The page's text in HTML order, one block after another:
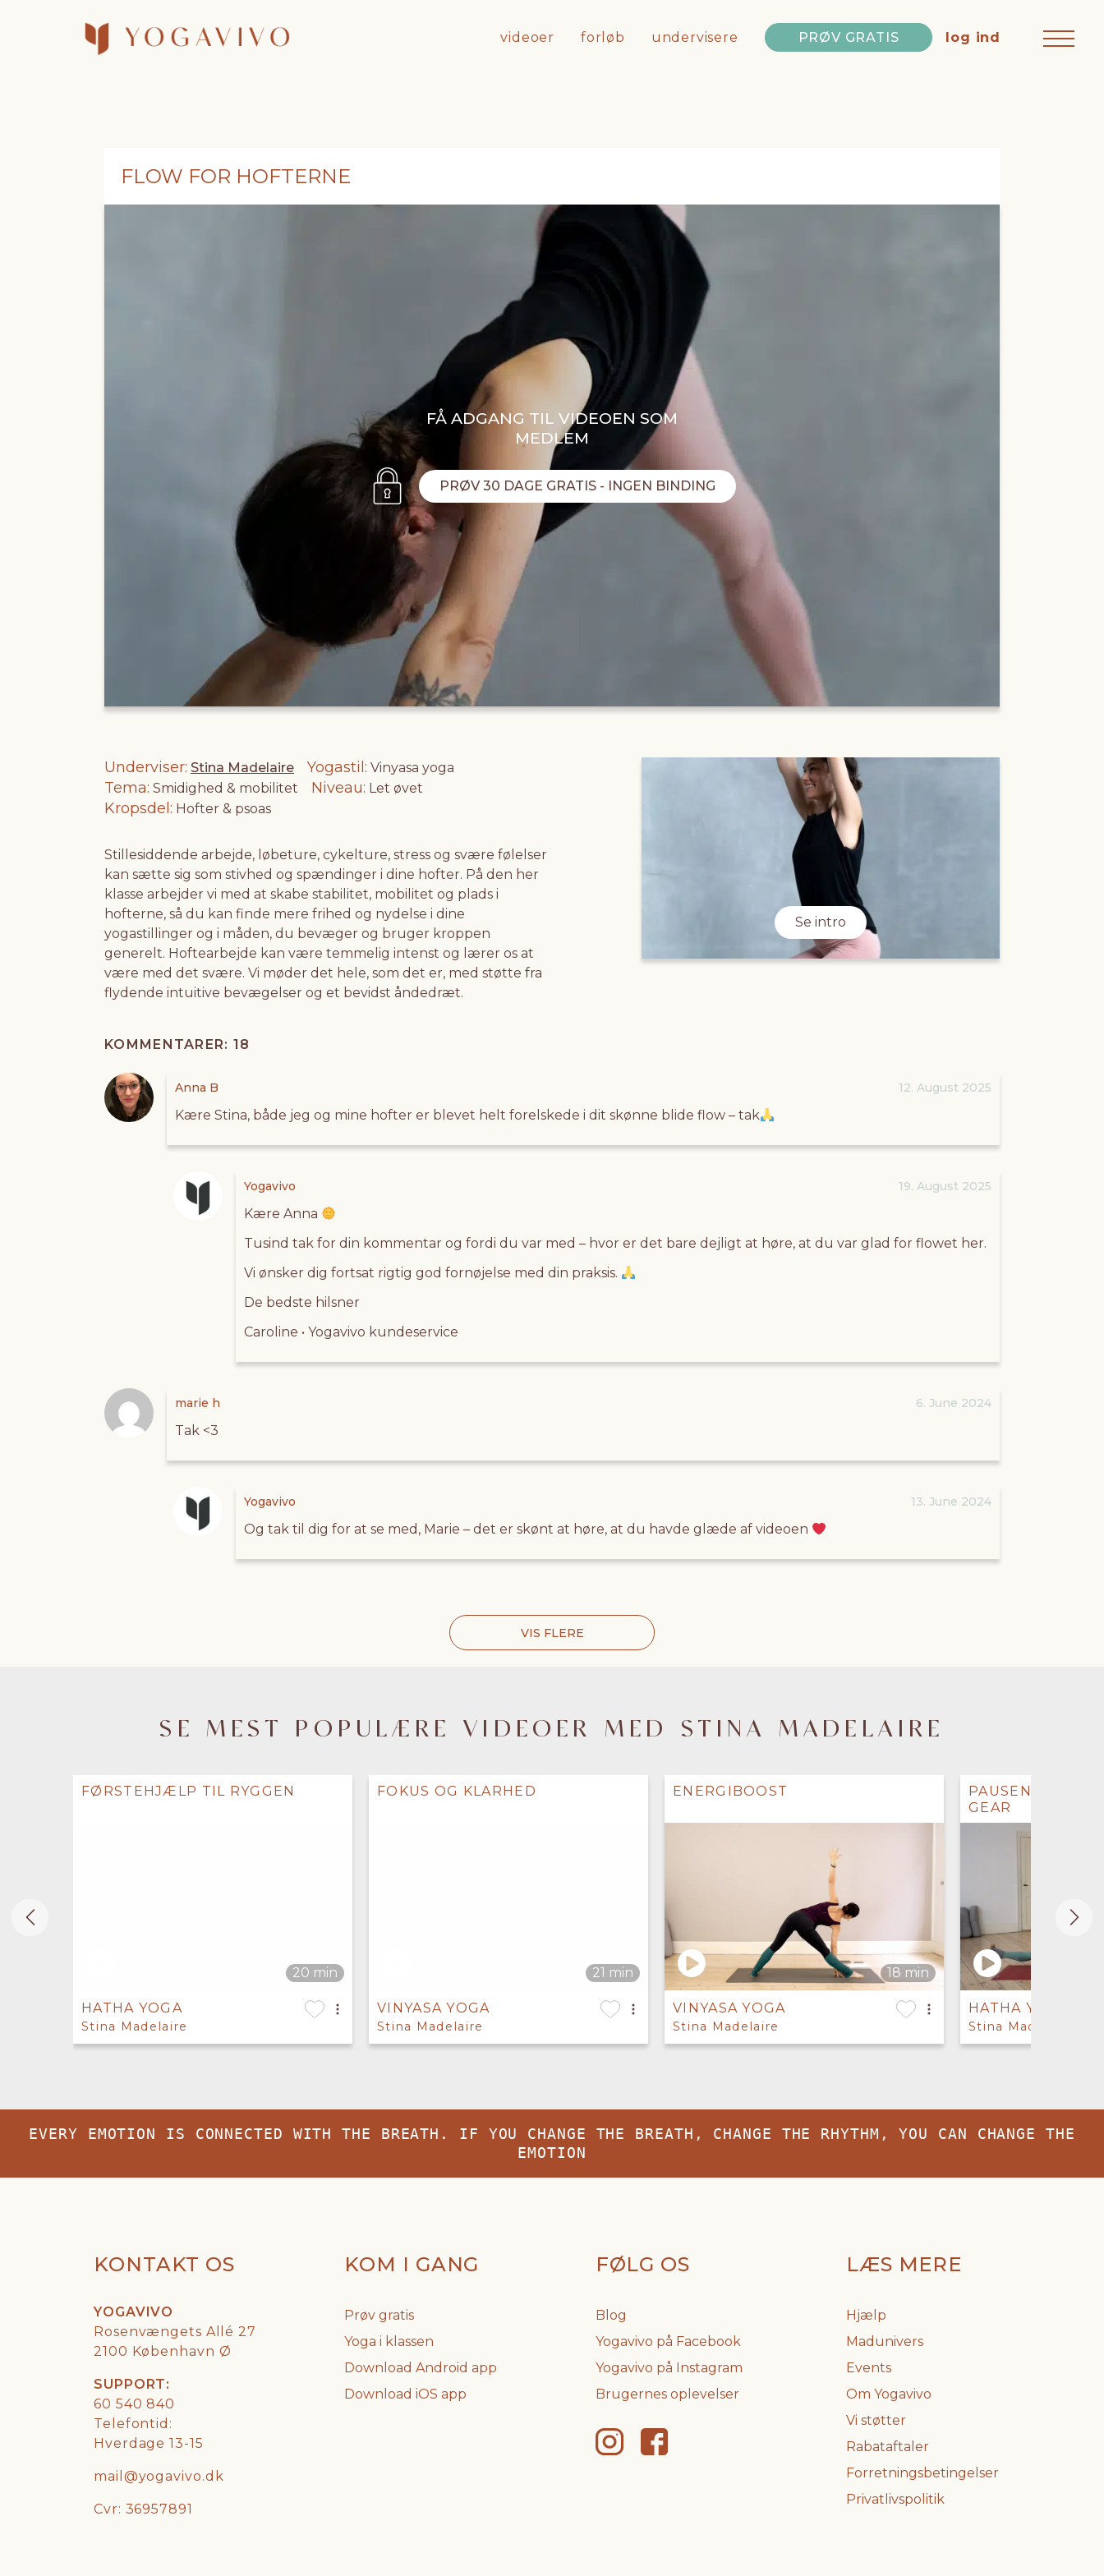
videoer forløb undervisere PRØV GRATIS log ind
FLOW FOR HOFTERNE
FÅ ADGANG TIL VIDEOEN SOM
MEDLEM
PRØV 30 DAGE GRATIS - INGEN BINDING
Underviser Stina Madelaire Yogastil Vinyasa yoga
Tema Smidighed & mobilitet Niveau Let øvet
Kropsdel Hofter & psoas
Stillesiddende arbejde, løbeture, cykelture, stress og svære følelser
kan sætte sig som stivhed og spændinger i dine hofter. På den her
klasse arbejder vi med at skabe stabilitet, mobilitet og plads i
hofterne, så du kan finde mere frihed og nydelse i dine
yogastillinger og i måden, du bevæger og bruger kroppen
generelt. Hoftearbejde kan være temmelig intenst og lærer os at
være med det svære. Vi møder det hele, som det er, med støtte fra
flydende intuitive bevægelser og et bevidst åndedræt.
Se intro
KOMMENTARER: 18
Anna B 12. August 2025
Kære Stina, både jeg og mine hofter er blevet helt forelskede i dit skønne blide flow – tak
Yogavivo 19. August 2025
Kære Anna
Tusind tak for din kommentar og fordi du var med – hvor er det bare dejligt at høre, at du var glad for flowet her.
Vi ønsker dig fortsat rigtig god fornøjelse med din praksis.
De bedste hilsner
Caroline • Yogavivo kundeservice
marie h 6. June 2024
Tak <3
Yogavivo 13. June 2024
Og tak til dig for at se med, Marie – det er skønt at høre, at du havde glæde af videoen
VIS FLERE
SE MEST POPULÆRE VIDEOER MED STINA MADELAIRE
FØRSTEHJÆLP TIL RYGGEN
HATHA YOGA
Stina Madelaire
FOKUS OG KLARHED
VINYASA YOGA
Stina Madelaire
ENERGIBOOST
VINYASA YOGA
Stina Madelaire
PAUSEN DER
GEAR
HATHA YOGA
Stina Madelaire
EVERY EMOTION IS CONNECTED WITH THE BREATH. IF YOU CHANGE THE BREATH, CHANGE THE RHYTHM, YOU CAN CHANGE THE
EMOTION
KOM I GANG
Prøv gratis
Yoga i klassen
Download Android app
Download iOS app
FØLG OS
Blog
Yogavivo på Facebook
Yogavivo på Instagram
Brugernes oplevelser
LÆS MERE
Hjælp
Madunivers
Events
Om Yogavivo
Vi støtter
Rabataftaler
Forretningsbetingelser
Privatlivspolitik
KONTAKT OS
YOGAVIVO
Rosenvængets Allé 27
2100 København Ø
SUPPORT:
60 540 840
Telefontid:
Hverdage 13-15
mail@yogavivo.dk
Cvr: 36957891